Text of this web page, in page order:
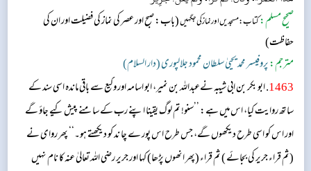
صحیح مسلم:کتاب: مسجدیں اور نماز کی جگہیں(باب: صبح اور عصر کی نماز کی فضیلت اور ان کی
حفاظت)
مترجم:پروفیسر محمد یحییٰ سلطان محمود جلالپوری (دار السلام)
1463 . ابو بکر بن ابی شیبہ نےعبداللہ بن نمیر، ابو اسامہ اور وکیع سے باقی ماندہ اسی سند کے
ساتھ روایت کیا، اس میں ہے: ’’سنو! تم لوگ یقینا اپنے رب کے سامنے پیش کیے جاؤ گے
اور اس کو اسی طرح دیکھوں گے، جس طرح اس پور ے چا ند کو دیکھتے ہو۔‘‘ پھر روای نے
(ثم قراء جریر کی بجائے ) ثم قراء (پھر انھوں پڑھا) کہا اور جریر رضی اللہ تعالیٰ عنہ کا نام نہیں